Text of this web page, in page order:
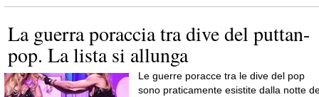
La guerra poraccia tra dive del puttan-
pop. La lista si allunga
Le guerre poracce tra le dive del pop
sono praticamente esistite dalla notte